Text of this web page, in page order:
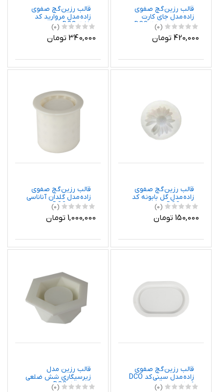
قالب رزین گچ صفوی
زاده مدل جای کارت
ویزیت کد DCO 2030 (0)
420,000 تومان
قالب رزین گچ صفوی
زاده مدل مروارید کد
DCO 2015
(0)
340,000 تومان
قالب رزین گچ صفوی
زاده مدل گل بابونه کد
DCO 2021
(0)
150,000 تومان
قالب رزین گچ صفوی
زاده مدل گلدان آناناسی
کد DCO 2022
(0)
1,000,000 تومان
قالب رزین گچ صفوی
زاده مدل سینی کد DCO
2009
(0)
قالب رزین مدل
زیرسیگاری شش ضلعی
کد DCO 2020
(0)